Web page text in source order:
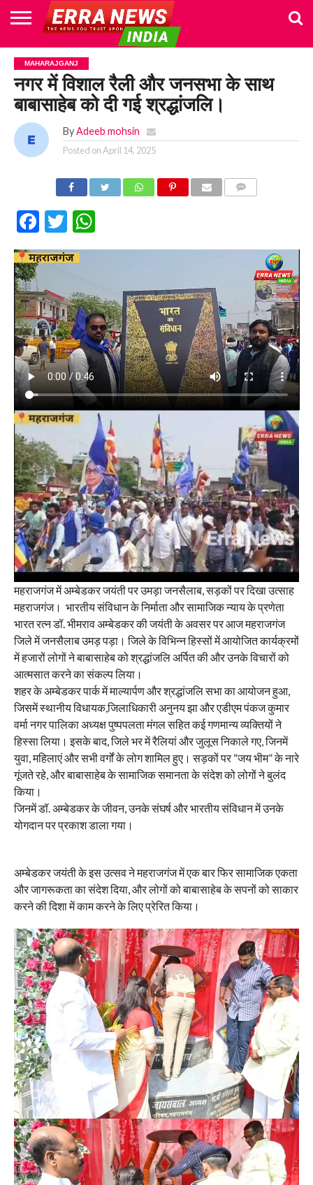
HOME
POLITICS
NEWS
BUSINESS
CULTURE
NATIONAL
SPORTS
LIFESTYLE
TRAVEL
OPINION
BREAKING
NEWS
ENTERTAINMENT
WORLD
CRIME
JOIN
US
MAHARAJGANJ
नगर में विशाल रैली और जनसभा के साथ
बाबासाहेब को दी गई श्रद्धांजलि।
By Adeeb mohsin
Posted onApril 14, 2025
Facebook
Twitter
WhatsApp
महराजगंज में अम्बेडकर जयंती पर उमड़ा जनसैलाब, सड़कों पर दिखा उत्साह
महराजगंज। भारतीय संविधान के निर्माता और सामाजिक न्याय के प्रणेता
भारत रत्न डॉ. भीमराव अम्बेडकर की जयंती के अवसर पर आज महराजगंज
जिले में जनसैलाब उमड़ पड़ा। जिले के विभिन्न हिस्सों में आयोजित कार्यक्रमों
में हजारों लोगों ने बाबासाहेब को श्रद्धांजलि अर्पित की और उनके विचारों को
आत्मसात करने का संकल्प लिया।
शहर के अम्बेडकर पार्क में माल्यार्पण और श्रद्धांजलि सभा का आयोजन हुआ,
जिसमें स्थानीय विधायक,जिलाधिकारी अनुनय झा और एडीएम पंकज कुमार
वर्मा नगर पालिका अध्यक्ष पुष्पपलता मंगल सहित कई गणमान्य व्यक्तियों ने
हिस्सा लिया। इसके बाद, जिले भर में रैलियां और जुलूस निकाले गए, जिनमें
युवा, महिलाएं और सभी वर्गों के लोग शामिल हुए। सड़कों पर “जय भीम” के नारे
गूंजते रहे, और बाबासाहेब के सामाजिक समानता के संदेश को लोगों ने बुलंद
किया।
जिनमें डॉ. अम्बेडकर के जीवन, उनके संघर्ष और भारतीय संविधान में उनके
योगदान पर प्रकाश डाला गया।
अम्बेडकर जयंती के इस उत्सव ने महराजगंज में एक बार फिर सामाजिक एकता
और जागरूकता का संदेश दिया, और लोगों को बाबासाहेब के सपनों को साकार
करने की दिशा में काम करने के लिए प्रेरित किया।